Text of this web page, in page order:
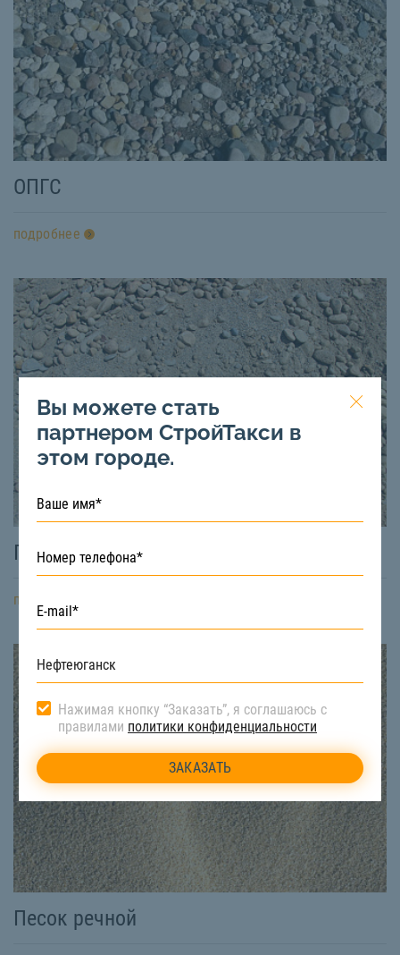
ОПГС
подробнее
ПГС
подробнее
Песок речной
Вы можете стать
партнером СтройТакси в
этом городе.
Нажимая кнопку “Заказать”, я соглашаюсь с
правилами политики конфиденциальности